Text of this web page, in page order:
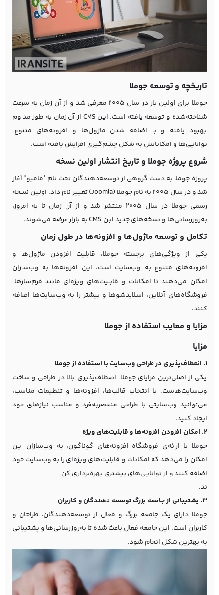
تاریخچه و توسعه جوملا
جوملا برای اولین بار در سال ۲۰۰۵ معرفی شد و از آن زمان به سرعت
شناخته‌شده و توسعه یافته است. این CMS از آن زمان به طور مداوم
بهبود یافته و با اضافه شدن ماژول‌ها و افزونه‌های متنوع،
توانایی‌ها و امکاناتش به شکل چشم‌گیری افزایش یافته است.
شروع پروژه جوملا و تاریخ انتشار اولین نسخه
پروژه جوملا به دست گروهی از توسعه‌دهندگان تحت نام "مامبو" آغاز
شد و در سال ۲۰۰۵ به نام جوملا (Joomla) تغییر نام داد. اولین نسخه
رسمی جوملا در سال ۲۰۰۵ منتشر شد و از آن زمان تا به امروز،
به‌روزرسانی‌ها و نسخه‌های جدید این CMS به بازار عرضه می‌شوند.
تکامل و توسعه ماژول‌ها و افزونه‌ها در طول زمان
یکی از ویژگی‌های برجسته جوملا، قابلیت افزودن ماژول‌ها و
افزونه‌های متنوع به وب‌سایت است. این افزونه‌ها به وب‌سازان
امکان می‌دهند تا امکانات و قابلیت‌های ویژه‌ای مانند فرم‌سازها،
فروشگاه‌های آنلاین، اسلایدشوها و بیشتر را به وب‌سایت‌ها اضافه
کنند.
مزایا و معایب استفاده از جوملا
مزایا
1. انعطاف‌پذیری در طراحی وب‌سایت با استفاده از جوملا
یکی از اصلی‌ترین مزایای جوملا، انعطاف‌پذیری بالا در طراحی و ساخت
وب‌سایت‌هاست. با انتخاب قالب‌ها، افزونه‌ها و تنظیمات مناسب،
می‌توانید وب‌سایتی با طراحی منحصربه‌فرد و مناسب نیازهای خود
ایجاد کنید.
2. امکان افزودن افزونه‌ها و قابلیت‌های ویژه
جوملا با ارائه‌ی فروشگاه افزونه‌های گوناگون، به وب‌سازان این
امکان را می‌دهد که امکانات و قابلیت‌های ویژه‌ای را به وب‌سایت خود
اضافه کنند و از توانایی‌های بیشتری بهره‌برداری کن
ند.
3. پشتیبانی از جامعه بزرگ توسعه دهندگان و کاربران
جوملا دارای یک جامعه بزرگ و فعال از توسعه‌دهندگان، طراحان و
کاربران است. این جامعه فعال باعث شده تا به‌روزرسانی‌ها و پشتیبانی
به بهترین شکل انجام شود.